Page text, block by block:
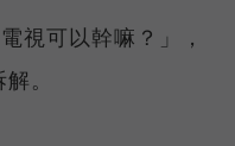
視可以幹嘛？」，
。